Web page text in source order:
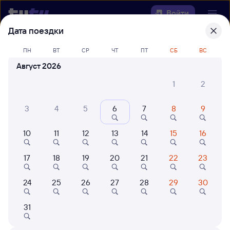
Войти
Выберите день, чтобы найтиж/д
билеты Вязники — Савино
42 млн путешествуют с
Дата поездки
ПН ВТ СР ЧТ ПТ СБ ВС
Август 2026
1
2
3 4 5 6 7 8 9
10 11 12 13 14 15 16
17 18 19 20 21 22 23
24 25 26 27 28 29 30
31